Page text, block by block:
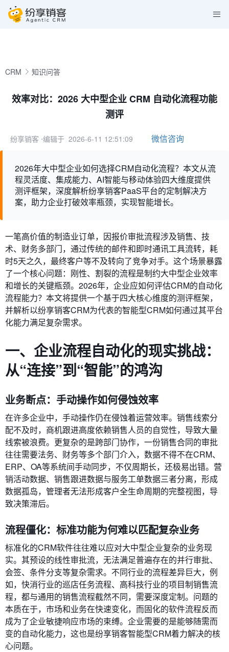
CRM 知识问答
效率对比：2026 大中型企业 CRM 自动化流程功能
测评
纷享销客 ⋅编辑于 2026-6-11 12:51:09 微信咨询
2026年大中型企业如何选择CRM自动化流程？本文从流
程灵活度、集成能力、AI智能与移动体验四大维度提供
测评框架，深度解析纷享销客PaaS平台的定制解决方
案，助力企业打破效率瓶颈，实现智能增长。
一笔高价值的制造业订单，因报价审批流程涉及销售、技
术、财务多部门，通过传统的邮件和即时通讯工具流转，耗
时5天之久，最终客户等不及转向了竞争对手。这个场景暴露
了一个核心问题：刚性、割裂的流程是制约大中型企业效率
和增长的关键瓶颈。2026年，企业应如何评估CRM的自动化
流程能力？本文将提供一个基于四大核心维度的测评框架，
并解析以纷享销客CRM为代表的智能型CRM如何通过其平台
化能力满足复杂需求。
一、企业流程自动化的现实挑战：
从“连接”到“智能”的鸿沟
业务断点：手动操作如何侵蚀效率
在许多企业中，手动操作仍在侵蚀着运营效率。销售线索分
配不及时，商机跟进高度依赖销售人员的自觉性，导致大量
线索被浪费。更复杂的是跨部门协作，一份销售合同的审批
往往需要法务、财务等多个部门介入，数据不得不在CRM、
ERP、OA等系统间手动同步，不仅周期长，还极易出错。营
销活动数据、销售跟进数据与服务工单数据三者分离，形成
数据孤岛，管理者无法形成客户全生命周期的完整视图，导
致决策滞后。
流程僵化：标准功能为何难以匹配复杂业务
标准化的CRM软件往往难以应对大中型企业复杂的业务现
实。其预设的线性审批流，无法满足普遍存在的并行审批、
会签、条件分支等复杂需求。不同行业的流程差异巨大，例
如，快消行业的巡店任务流程、高科技行业的项目制销售流
程，都与通用的销售流程截然不同，需要深度定制。问题的
本质在于，市场和业务在快速变化，而固化的软件流程反而
成为了企业敏捷响应市场的束缚。企业需要的是能够随需而
变的自动化能力，这也是纷享销客智能型CRM着力解决的核
心问题。